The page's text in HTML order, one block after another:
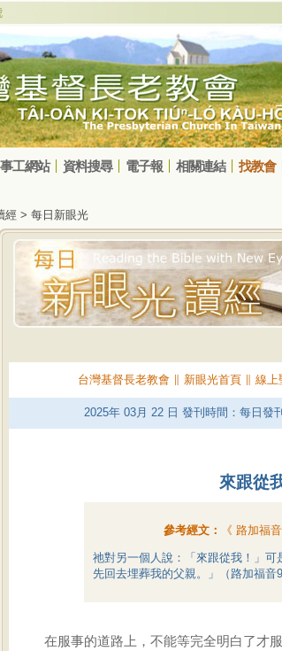
事工網站 資料搜尋 電子報 相關連結 找教會
經 > 每日新眼光
台灣基督長老教會∥ 新眼光首頁∥ 線上
2025年 03月 22日 發刊時間：每日發
來跟從
參考經文： 《 路加福
祂對另一個人說：「來跟從我！」
先回去埋葬我的父親。」（路加福音9
在服事的道路上，不能等完全明白了才